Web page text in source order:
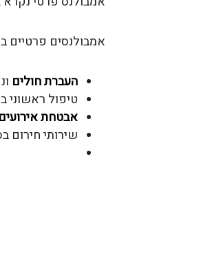
אמבולנסים פרטיים
העברת חולים
טיפול ראשוני
אבטחת אירועים
שירותי חירום